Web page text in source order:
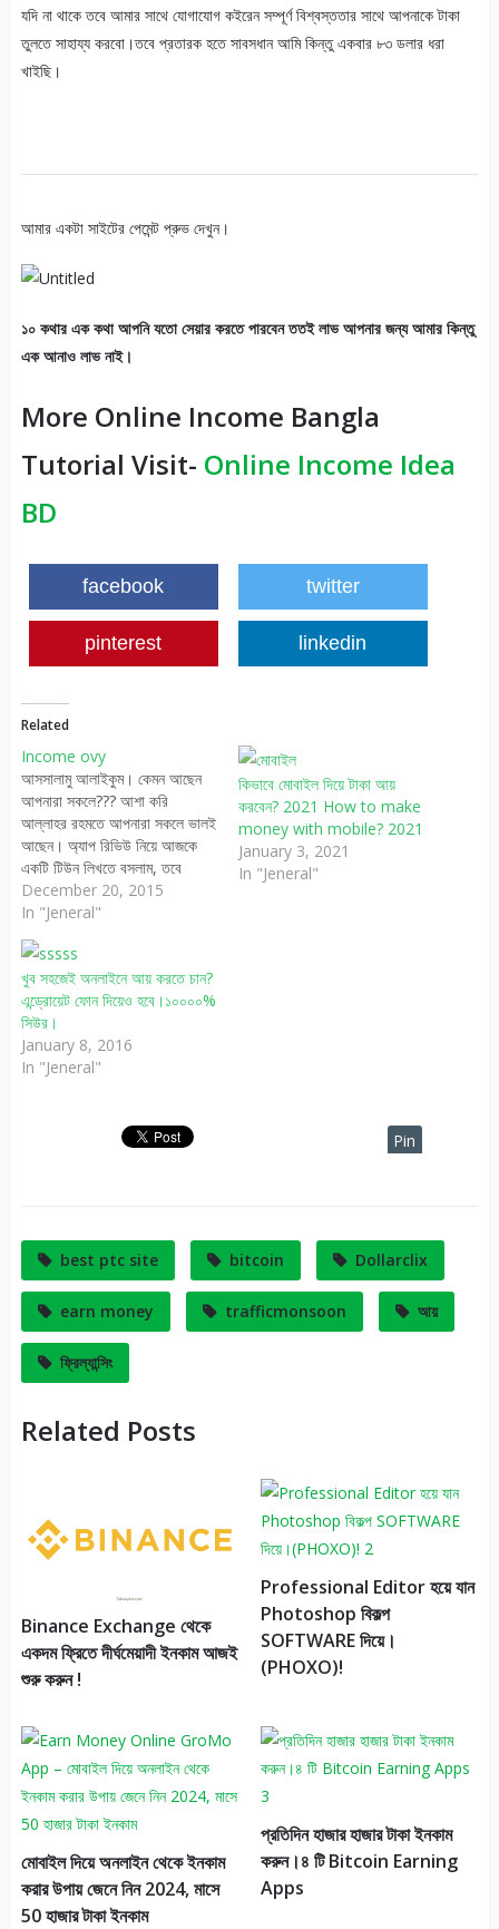
যদি না থাকে তবে আমার সাথে যোগাযোগ কইরেন সম্পূর্ণ বিশ্বস্ততার সাথে আপনাকে টাকা
তুলতে সাহায্য করবো।তবে প্রতারক হতে সাবসধান আমি কিন্তু একবার ৮৩ ডলার ধরা
খাইছি।
আমার একটা সাইটের পেমেন্ট প্রুভ দেখুন।
১০ কথার এক কথা আপনি যতো সেয়ার করতে পারবেন ততই লাভ আপনার জন্য আমার কিন্তু
এক আনাও লাভ নাই।
More Online Income Bangla
Tutorial Visit- Online Income Idea
BD
facebook twitter
pinterest linkedin
Related
Income ovy
আসসালামু আলাইকুম। কেমন আছেন
আপনারা সকলে??? আশা করি
আল্লাহর রহমতে আপনারা সকলে ভালই
আছেন। অ্যাপ রিভিউ নিয়ে আজকে
একটি টিউন লিখতে বসলাম, তবে
এটাকে খারাপ ভাবে নিবেন না কারন এই
অ্যাপ টা আপনাদের জন্য উপকারী
বটে। তো চলুন সরাসরি টিউনে চলে
যাই। অনলাইন টাকা ইনকাম। আমরা
যারা নেট ব্যাবহার করি…
December 20, 2015
In "Jeneral"
কিভাবে মোবাইল দিয়ে টাকা আয়
করবেন? 2021 How to make
money with mobile? 2021
January 3, 2021
In "Jeneral"
খুব সহজেই অনলাইনে আয় করতে চান?
এন্ড্রোয়েট ফোন দিয়েও হবে।১০০০০%
সিউর।
January 8, 2016
In "Jeneral"
Pin
best ptc site bitcoin Dollarclix
earn money trafficmonsoon আয়
ফ্রিল্যান্সিং
Related Posts
Binance Exchange থেকে
একদম ফ্রিতে দীর্ঘমেয়াদী ইনকাম আজই
শুরু করুন !
Professional Editor হয়ে যান
Photoshop বিকল্প
SOFTWARE দিয়ে।
(PHOXO)!
মোবাইল দিয়ে অনলাইন থেকে ইনকাম
করার উপায় জেনে নিন 2024, মাসে
50 হাজার টাকা ইনকাম
প্রতিদিন হাজার হাজার টাকা ইনকাম
করুন।৪ টি Bitcoin Earning
Apps